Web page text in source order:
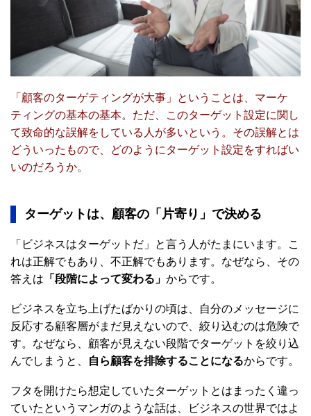
「顧客のターゲティングが大事」ということは、マーケ
ティングの基本の基本。ただ、このターゲット設定に関し
て致命的な誤解をしている人が多いという。その誤解とは
どういったもので、どのようにターゲット設定をすればい
いのだろうか。
ターゲットは、顧客の「片寄り」で決める
「ビジネスはターゲットだ」と言う人がたまにいます。こ
れは正解でもあり、不正解でもあります。なぜなら、その
答えは 「段階によって変わる」 からです。
ビジネスを立ち上げたばかりの頃は、自分のメッセージに
反応する顧客層がまだ見えないので、絞り込むのは危険で
す。なぜなら、顧客が見えない段階でターゲットを絞り込
んでしまうと、
自ら顧客を排除することになるからです。
フタを開けたら想定していたターゲットとはまったく違っ
ていたというマンガのような話は、ビジネスの世界ではよ